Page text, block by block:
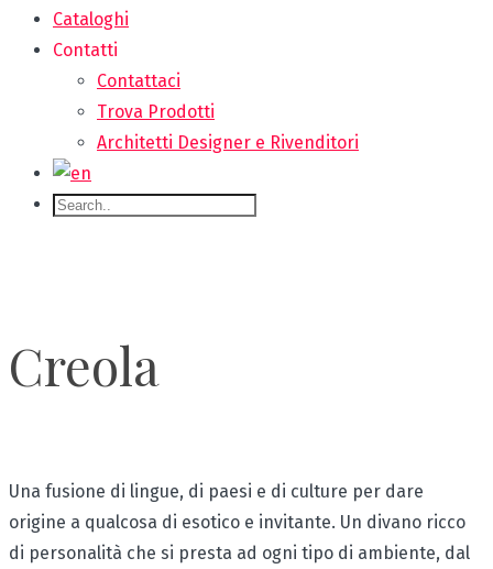
Cataloghi
Contatti
Contattaci
Trova Prodotti
Architetti Designer e Rivenditori
Creola
Una fusione di lingue, di paesi e di culture per dare
origine a qualcosa di esotico e invitante. Un divano ricco
di personalità che si presta ad ogni tipo di ambiente, dal